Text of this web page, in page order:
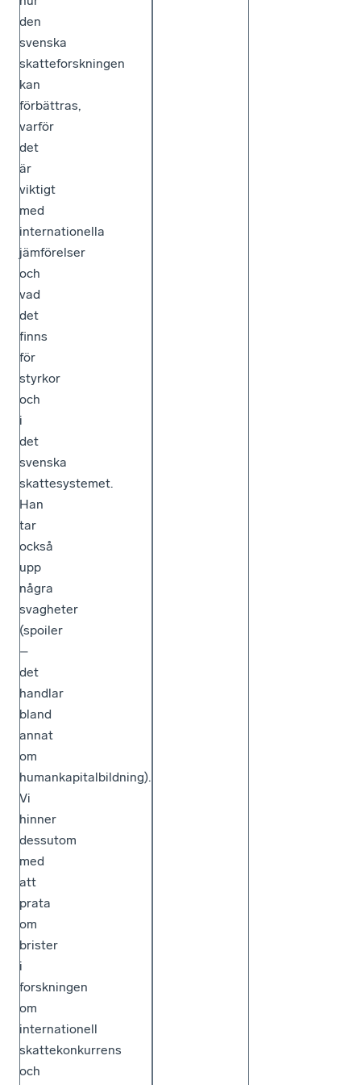
den
svenska
skatteforskningen
kan
förbättras,
varför
det
är
viktigt
med
internationella
jämförelser
och
vad
det
finns
för
styrkor
och
i
det
svenska
skattesystemet.
Han
tar
också
upp
några
svagheter
(spoiler
–
det
handlar
bland
annat
om
humankapitalbildning).
Vi
hinner
dessutom
med
att
prata
om
brister
i
forskningen
om
internationell
skattekonkurrens
och